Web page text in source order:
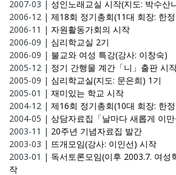
2007-03 | 성인노래교실 시작(지도: 박수산
2006-12 | 제18회 정기총회(11대 회장: 한
2006-11 | 자원활동가회의 시작
2006-09 | 심리학교실 2기
2006-09 | 불교와 여성 특강(강사: 이창숙)
2005-12 | 정기 간행물 계간「니」출판 시
2005-09 | 심리학교실(지도: 문은희) 1기
2005-01 | 재미있는 학교 시작
2004-12 | 제16회 정기총회(10대 회장: 한
2004-05 | 상담자료집「날마다 새롭게 이
2003-11 | 20주년 기념자료집 발간
2003-03 | 뜨개모임(강사: 이인선) 시작
2003-01 | 독서토론모임(이후 2003.7. 여성
작